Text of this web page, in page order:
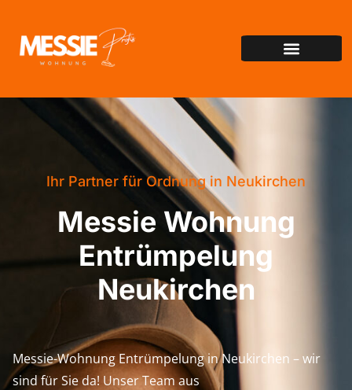
Ihr Partner für Ordnung in Neukirchen
Messie Wohnung
Entrümpelung
Neukirchen
Messie-Wohnung Entrümpelung in Neukirchen – wir
sind für Sie da! Unser Team aus